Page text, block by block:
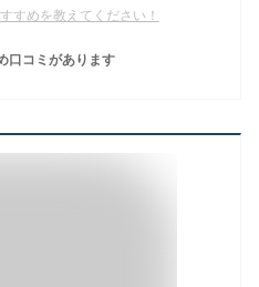
すめを教えてください！
口コミがあります